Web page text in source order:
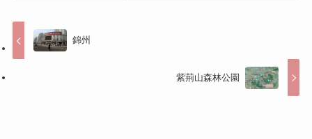
錦州
紫荊山森林公園